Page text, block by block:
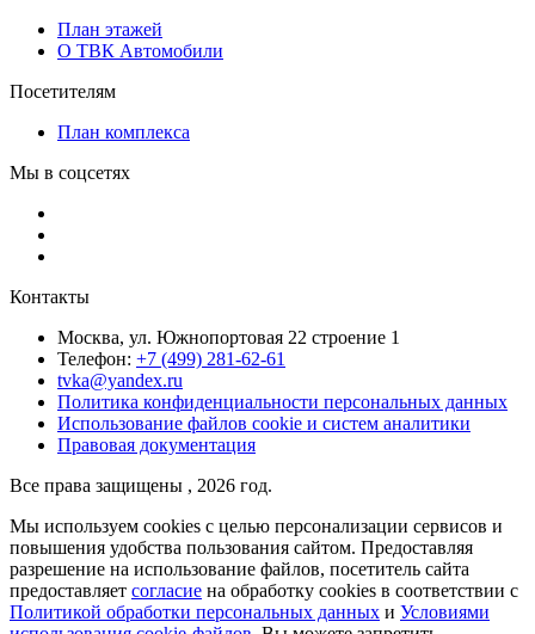
План этажей
О ТВК Автомобили
Посетителям
План комплекса
Мы в соцсетях
Контакты
Москва, ул. Южнопортовая 22 строение 1
Телефон: +7 (499) 281-62-61
tvka@yandex.ru
Политика конфиденциальности персональных данных
Использование файлов cookie и систем аналитики
Правовая документация
Все права защищены , 2026 год.
Мы используем cookies с целью персонализации сервисов и
повышения удобства пользования сайтом. Предоставляя
разрешение на использование файлов, посетитель сайта
предоставляет согласие на обработку cookies в соответствии с
Политикой обработки персональных данных и Условиями